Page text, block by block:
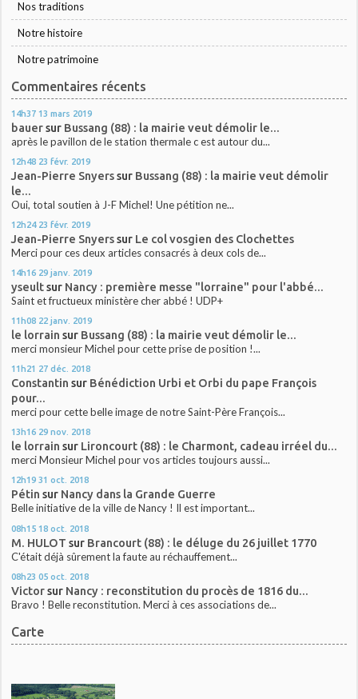
Nos traditions
Notre histoire
Notre patrimoine
Commentaires récents
14h37 13 mars 2019
bauersur Bussang (88) : la mairie veut démolir le...
après le pavillon de le station thermale c est autour du...
12h48 23 févr. 2019
Jean-Pierre Snyerssur Bussang (88) : la mairie veut démolir
le...
Oui, total soutien à J-F Michel! Une pétition ne...
12h24 23 févr. 2019
Jean-Pierre Snyerssur Le col vosgien des Clochettes
Merci pour ces deux articles consacrés à deux cols de...
14h16 29 janv. 2019
yseultsur Nancy : première messe "lorraine" pour l'abbé...
Saint et fructueux ministère cher abbé ! UDP+
11h08 22 janv. 2019
le lorrain sur Bussang (88) : la mairie veut démolir le...
merci monsieur Michel pour cette prise de position !...
11h21 27 déc. 2018
Constantin sur Bénédiction Urbi et Orbi du pape François
pour...
merci pour cette belle image de notre Saint-Père François...
13h16 29 nov. 2018
le lorrain sur Lironcourt (88) : le Charmont, cadeau irréel du...
merci Monsieur Michel pour vos articles toujours aussi...
12h19 31 oct. 2018
Pétin sur Nancy dans la Grande Guerre
Belle initiative de la ville de Nancy ! Il est important...
08h15 18 oct. 2018
M. HULOT sur Brancourt (88) : le déluge du 26 juillet 1770
C'était déjà sûrement la faute au réchauffement...
08h23 05 oct. 2018
Victorsur Nancy : reconstitution du procès de 1816 du...
Bravo ! Belle reconstitution. Merci à ces associations de...
Carte